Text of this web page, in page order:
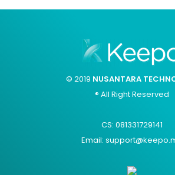
© 2019 NUSANTARA
® All Right Reserved
CS: 081331729141
Email: